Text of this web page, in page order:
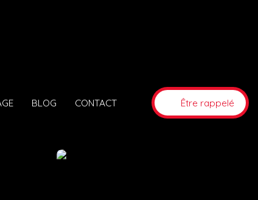
BLOG CONTACT Être rappelé